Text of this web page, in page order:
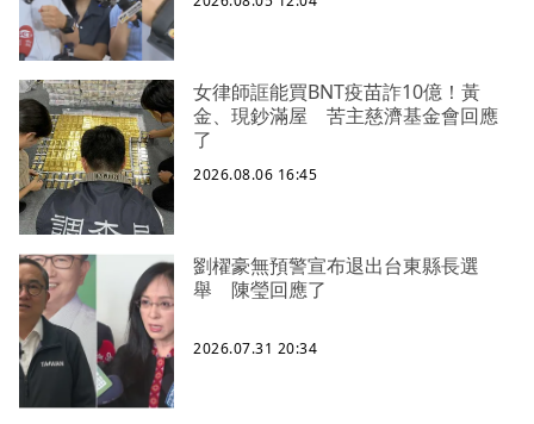
女律師誆能買BNT疫苗詐10億！黃
金、現鈔滿屋 苦主慈濟基金會回應
了
2026.08.06 16:45
劉櫂豪無預警宣布退出台東縣長選
舉 陳瑩回應了
2026.07.31 20:34